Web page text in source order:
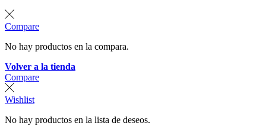
Compare
No hay productos en la compara.
Volver a la tienda
Compare
Wishlist
No hay productos en la lista de deseos.